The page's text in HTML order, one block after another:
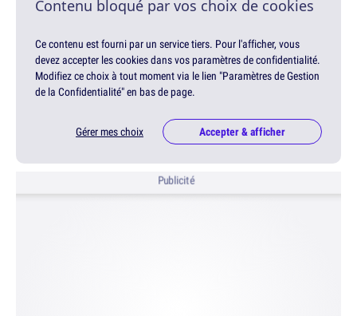
Contenu bloqué par vos choix de cookies
Ce contenu est fourni par un service tiers. Pour l'afficher, vous
devez accepter les cookies dans vos paramètres de confidentialité.
Modifiez ce choix à tout moment via le lien "Paramètres de Gestion
de la Confidentialité" en bas de page.
Gérer mes choix Accepter & afficher
Publicité